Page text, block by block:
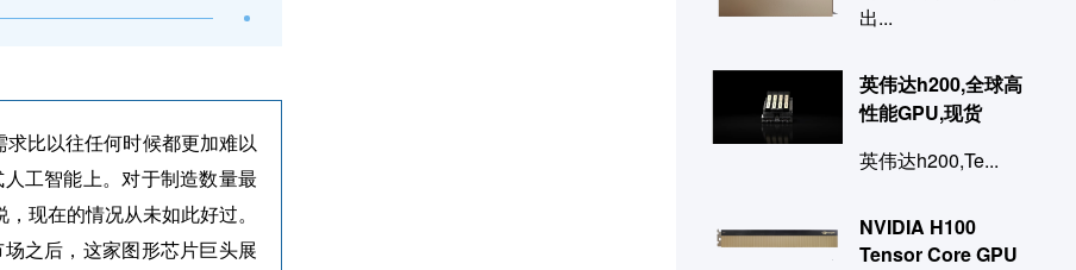
比以往任何时候都更加难以
工智能上。对于制造数量最
现在的情况从未如此好过。
之后，这家图形芯片巨头展
出...
英伟达h200,全球高
性能GPU,现货
英伟达h200,Te...
NVIDIA H100
Tensor Core GPU